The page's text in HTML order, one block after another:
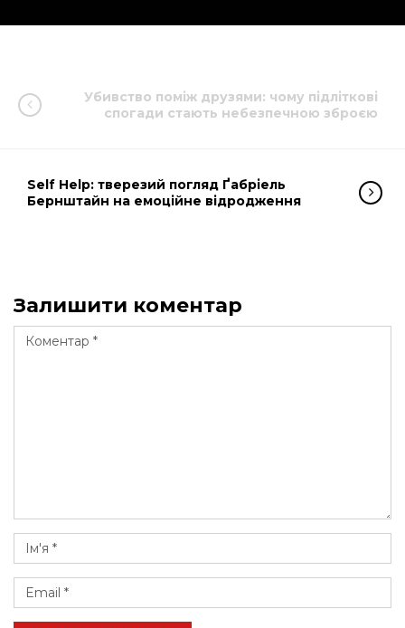
Убивство поміж друзями: чому підліткові
спогади стають небезпечною зброєю
Self Help: тверезий погляд Ґабріель
Бернштайн на емоційне відродження
Залишити коментар